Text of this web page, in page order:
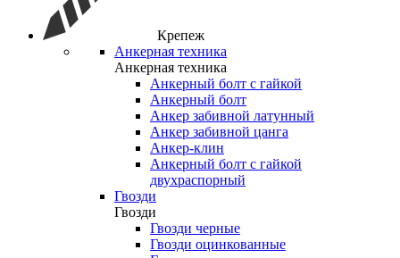
Крепеж
Анкерная техника
Анкерная техника
Анкерный болт с гайкой
Анкерный болт
Анкер забивной латунный
Анкер забивной цанга
Анкер-клин
Анкерный болт с гайкой
двухраспорный
Гвозди
Гвозди
Гвозди черные
Гвозди оцинкованные